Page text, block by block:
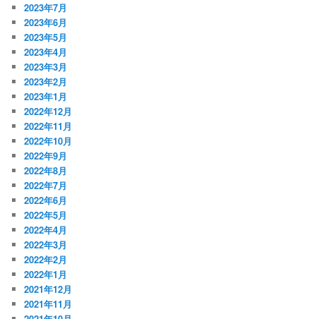
2023年7月
2023年6月
2023年5月
2023年4月
2023年3月
2023年2月
2023年1月
2022年12月
2022年11月
2022年10月
2022年9月
2022年8月
2022年7月
2022年6月
2022年5月
2022年4月
2022年3月
2022年2月
2022年1月
2021年12月
2021年11月